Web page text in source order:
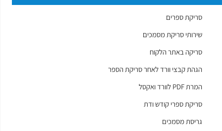
סריקת ספרים
שירותי סריקת מסמכים
סריקה באתר הלקוח
הגהת קבצי וורד לאחר סריקת הספר
המרת PDF לוורד ואקסל
סריקת ספרי קודש ודת
גריסת מסמכים